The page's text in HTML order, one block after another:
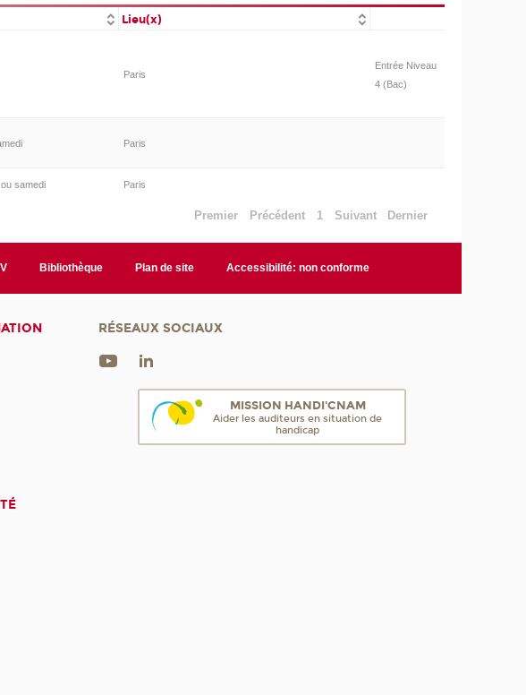
Lieu(x)
Paris
Entrée Niveau
4 (Bac)
Paris
samedi Paris
Premier Précédent 1 Suivant Dernier
Bibliothèque Plan de site Accessibilité: non conforme
RÉSEAUX SOCIAUX
MISSION HANDI'CNAM
Aider les auditeurs en situation de
handicap